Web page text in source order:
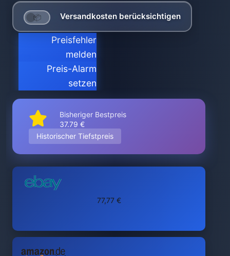
Versandkosten berücksichtigen
Preisfehler
melden
Preis-Alarm
setzen
Bisheriger Bestpreis
37.79 €
Historischer Tiefstpreis
77,77 €